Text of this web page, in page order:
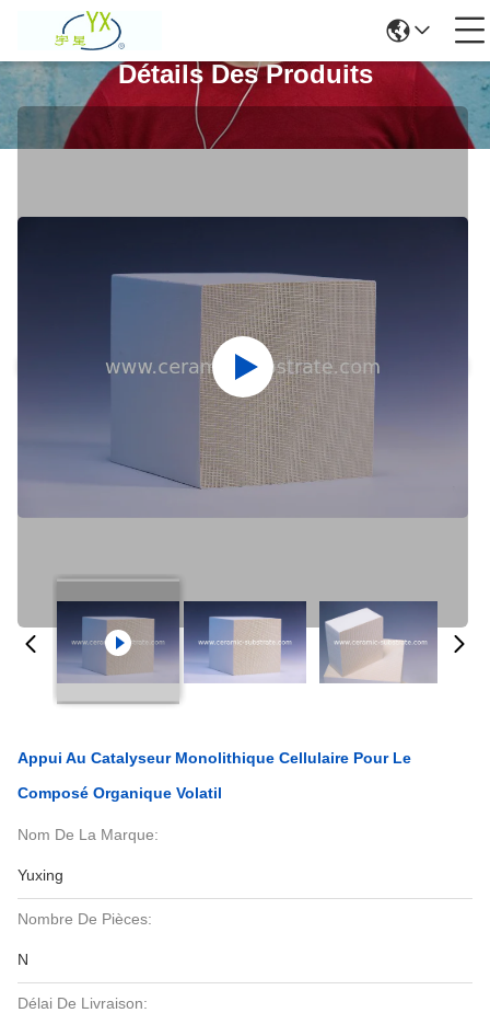
Détails Des Produits
Appui Au Catalyseur Monolithique Cellulaire Pour Le
Composé Organique Volatil
Nom De La Marque:
Yuxing
Nombre De Pièces:
N
Délai De Livraison: